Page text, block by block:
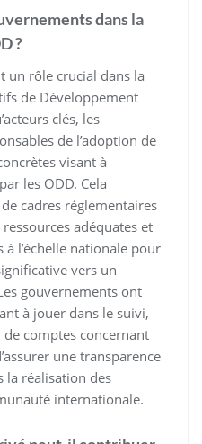
dans la
?
un rôle crucial dans la
de Développement
clés, les
de l’adoption de
visant à
les ODD. Cela
cadres réglementaires
adéquates et
l’échelle nationale pour
vers un
gouvernements ont
à jouer dans le suivi,
comptes concernant
une transparence
la réalisation des
internationale.